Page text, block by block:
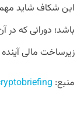
این شکاف شاید
باشد؛ دورانی که در
زیرساخت مالی
منبع: